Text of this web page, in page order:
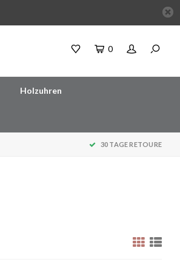
0
Holzuhren
30 TAGE RETOURE